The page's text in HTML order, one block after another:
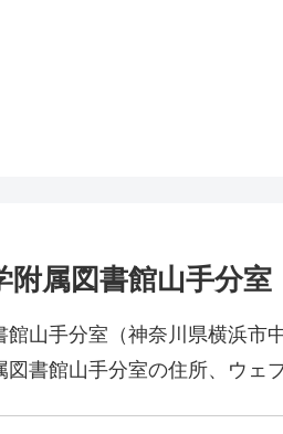
属図書館山手分室
山手分室（神奈川県横浜市
書館山手分室の住所、ウェ